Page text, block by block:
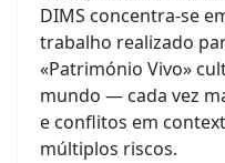
DIMS concentra-se
trabalho realizado
«Património Vivo»
mundo — cada vez
e conflitos em
múltiplos riscos.